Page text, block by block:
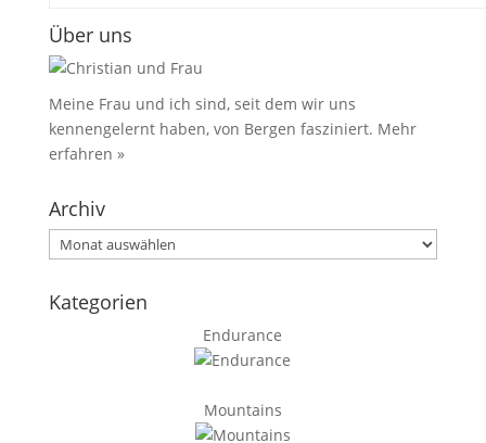
Über uns
Meine Frau und ich sind, seit dem wir uns
kennengelernt haben, von Bergen fasziniert. Mehr
erfahren »
Archiv
Archiv
Kategorien
Endurance
Mountains